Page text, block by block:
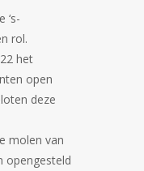
‘s-
rol.
het
open
deze
molen van
opengesteld